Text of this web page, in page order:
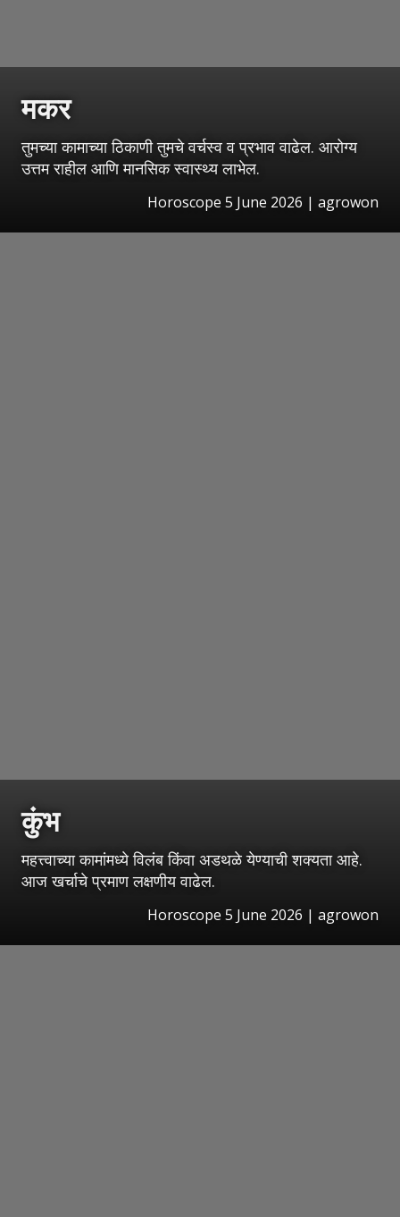
मकर
तुमच्या कामाच्या ठिकाणी तुमचे वर्चस्व व प्रभाव वाढेल. आरोग्य
उत्तम राहील आणि मानसिक स्वास्थ्य लाभेल.
Horoscope 5 June 2026 | agrowon
कुंभ
महत्त्वाच्या कामांमध्ये विलंब किंवा अडथळे येण्याची शक्यता आहे.
आज खर्चाचे प्रमाण लक्षणीय वाढेल.
Horoscope 5 June 2026 | agrowon